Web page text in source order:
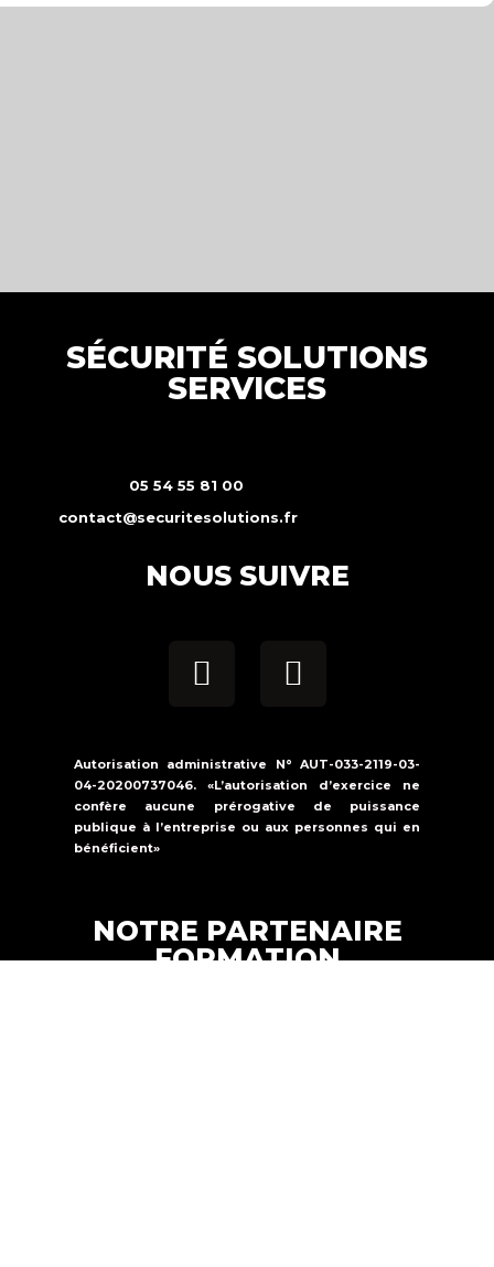
SÉCURITÉ SOLUTIONS
SERVICES
05 54 55 81 00
contact@securitesolutions.fr
NOUS SUIVRE
Autorisation administrative N° AUT-033-2119-03-
04-20200737046. «L’autorisation d’exercice ne
confère aucune prérogative de puissance
publique à l’entreprise ou aux personnes qui en
bénéficient»
NOTRE PARTENAIRE
FORMATION